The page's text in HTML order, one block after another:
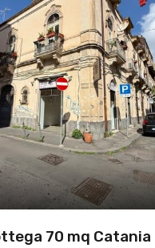
70 mq Catania